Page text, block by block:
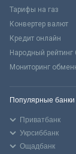
Тарифы на газ
Конвертер валют
Кредит онлайн
Народный рейтинг
Мониторинг
Популярные банки
Приватбанк
Укрсиббанк
Ощадбанк